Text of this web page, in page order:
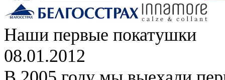
Наши первые покатушки
08.01.2012